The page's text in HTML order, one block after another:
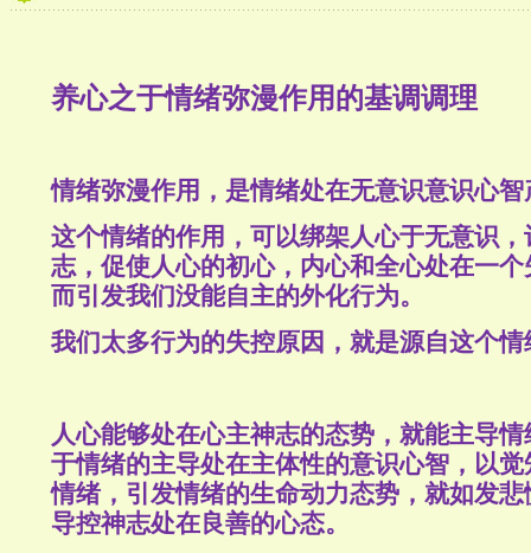
养心之于情绪弥漫作用的基调调理
情绪弥漫作用，是情绪处在无意识意识心
这个情绪的作用，可以绑架人心于无意识
志，促使人心的初心，内心和全心处在一
而引发我们没能自主的外化行为。
我们太多行为的失控原因，就是源自这个
人心能够处在心主神志的态势，就能主导
于情绪的主导处在主体性的意识心智，以
情绪，引发情绪的生命动力态势，就如发
导控神志处在良善的心态。